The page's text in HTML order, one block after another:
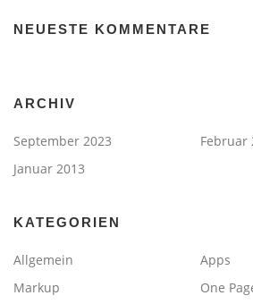
NEUESTE KOMMENTARE
ARCHIV
September 2023
Februar
Januar 2013
KATEGORIEN
Allgemein
Apps
Markup
One